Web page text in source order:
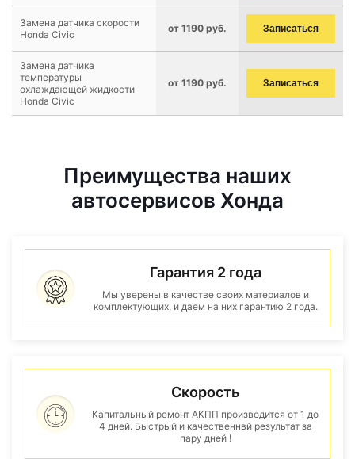
Замена датчика скорости
Honda Civic
от 1190 руб. Записаться
Замена датчика
температуры
охлаждающей жидкости
Honda Civic
от 1190 руб. Записаться
Преимущества наших
автосервисов Хонда
Гарантия 2 года
Мы уверены в качестве своих материалов и
комплектующих, и даем на них гарантию 2 года.
Скорость
Капитальный ремонт АКПП производится от 1 до
4 дней. Быстрый и качественнвй результат за
пару дней !